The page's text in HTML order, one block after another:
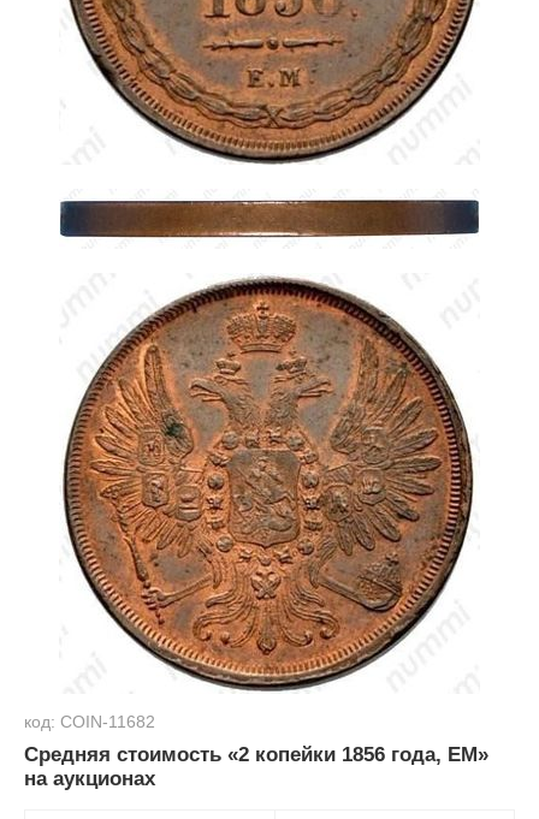
код: COIN-11682
Средняя стоимость «2 копейки 1856 года, ЕМ»
на аукционах